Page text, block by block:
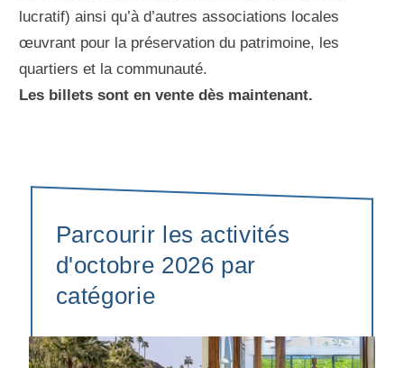
lucratif) ainsi qu’à d’autres associations locales
œuvrant pour la préservation du patrimoine, les
quartiers et la communauté.
Les billets sont en vente dès maintenant.
Parcourir les activités
d'octobre 2026 par
catégorie